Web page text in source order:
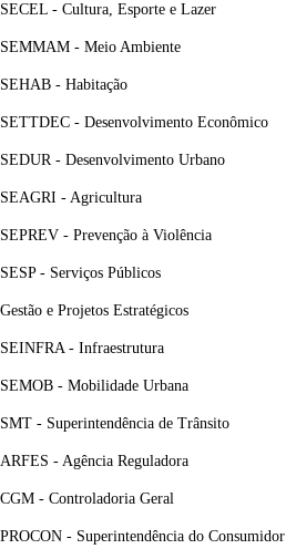
SECEL - Cultura, Esporte e Lazer
SEMMAM - Meio Ambiente
SEHAB - Habitação
SETTDEC - Desenvolvimento Econômico
SEDUR - Desenvolvimento Urbano
SEAGRI - Agricultura
SEPREV - Prevenção à Violência
SESP - Serviços Públicos
Gestão e Projetos Estratégicos
SEINFRA - Infraestrutura
SEMOB - Mobilidade Urbana
SMT - Superintendência de Trânsito
ARFES - Agência Reguladora
CGM - Controladoria Geral
PROCON - Superintendência do Consumidor